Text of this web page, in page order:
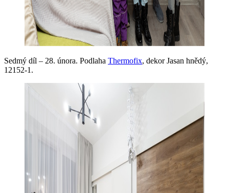
Sedmý díl – 28. února. Podlaha Thermofix, dekor Jasan hnědý,
12152-1.